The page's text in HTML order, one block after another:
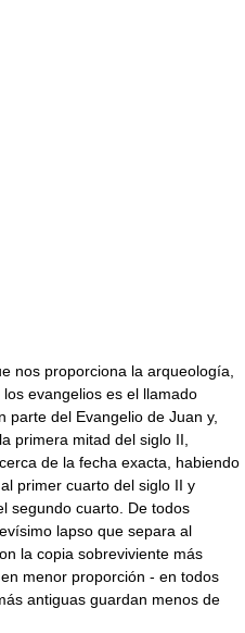
nos proporciona la arqueología,
evangelios es el llamado
parte del Evangelio de Juan y,
primera mitad del siglo II,
de la fecha exacta, habiendo
primer cuarto del siglo II y
segundo cuarto. De todos
lapso que separa al
la copia sobreviviente más
menor proporción - en todos
antiguas guardan menos de